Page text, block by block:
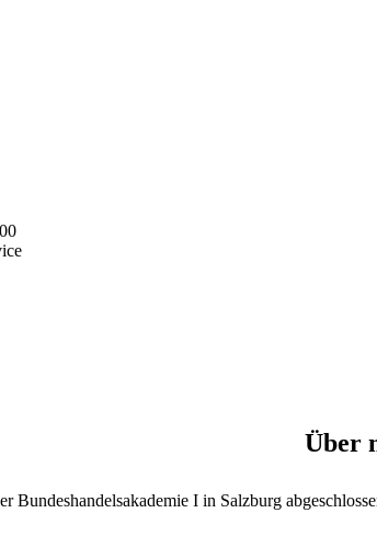
Über
Bundeshandelsakademie I in Salzburg